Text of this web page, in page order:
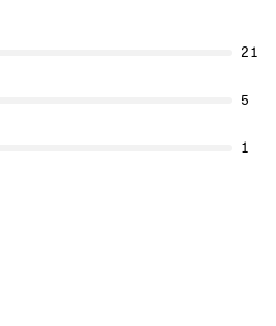
21
5
1